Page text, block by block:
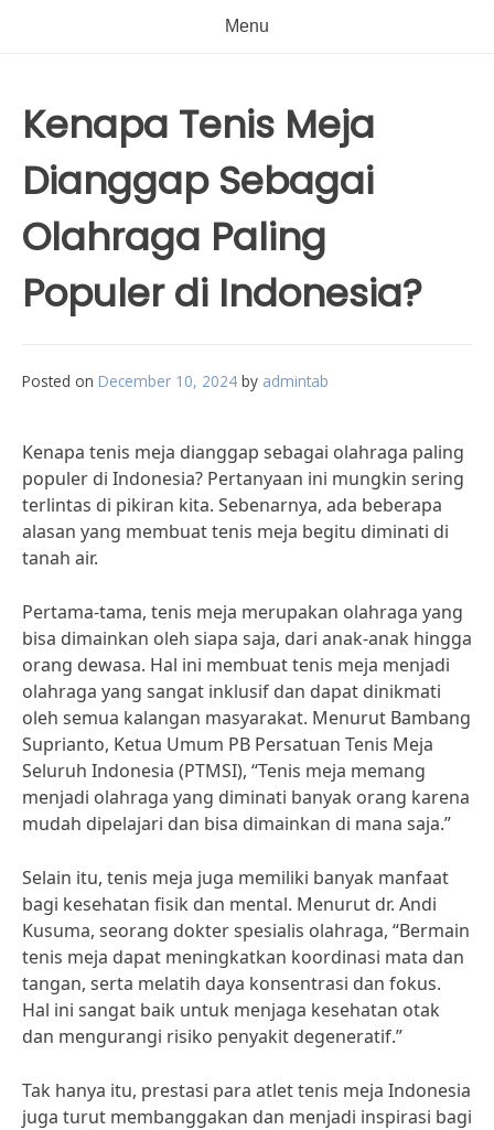
Menu
Kenapa Tenis Meja
Dianggap Sebagai
Olahraga Paling
Populer di Indonesia?
Posted on December 10, 2024 by admintab
Kenapa tenis meja dianggap sebagai olahraga paling
populer di Indonesia? Pertanyaan ini mungkin sering
terlintas di pikiran kita. Sebenarnya, ada beberapa
alasan yang membuat tenis meja begitu diminati di
tanah air.
Pertama-tama, tenis meja merupakan olahraga yang
bisa dimainkan oleh siapa saja, dari anak-anak hingga
orang dewasa. Hal ini membuat tenis meja menjadi
olahraga yang sangat inklusif dan dapat dinikmati
oleh semua kalangan masyarakat. Menurut Bambang
Suprianto, Ketua Umum PB Persatuan Tenis Meja
Seluruh Indonesia (PTMSI), “Tenis meja memang
menjadi olahraga yang diminati banyak orang karena
mudah dipelajari dan bisa dimainkan di mana saja.”
Selain itu, tenis meja juga memiliki banyak manfaat
bagi kesehatan fisik dan mental. Menurut dr. Andi
Kusuma, seorang dokter spesialis olahraga, “Bermain
tenis meja dapat meningkatkan koordinasi mata dan
tangan, serta melatih daya konsentrasi dan fokus.
Hal ini sangat baik untuk menjaga kesehatan otak
dan mengurangi risiko penyakit degeneratif.”
Tak hanya itu, prestasi para atlet tenis meja Indonesia
juga turut membanggakan dan menjadi inspirasi bagi